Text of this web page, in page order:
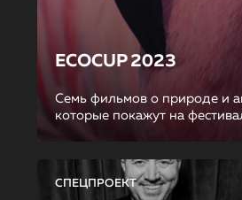
ECOCUP 2023
Семь фильмов о природе и
которые покажут на
СПЕЦПРОЕКТ